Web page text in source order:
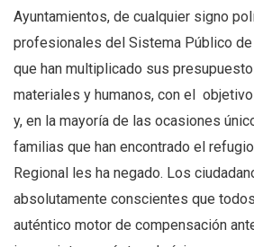
Ayuntamientos, de cualquier signo
profesionales del Sistema Público
que han multiplicado sus
materiales y humanos, con el
y, en la mayoría de las ocasiones
familias que han encontrado el
Regional les ha negado. Los
absolutamente conscientes que
auténtico motor de compensación